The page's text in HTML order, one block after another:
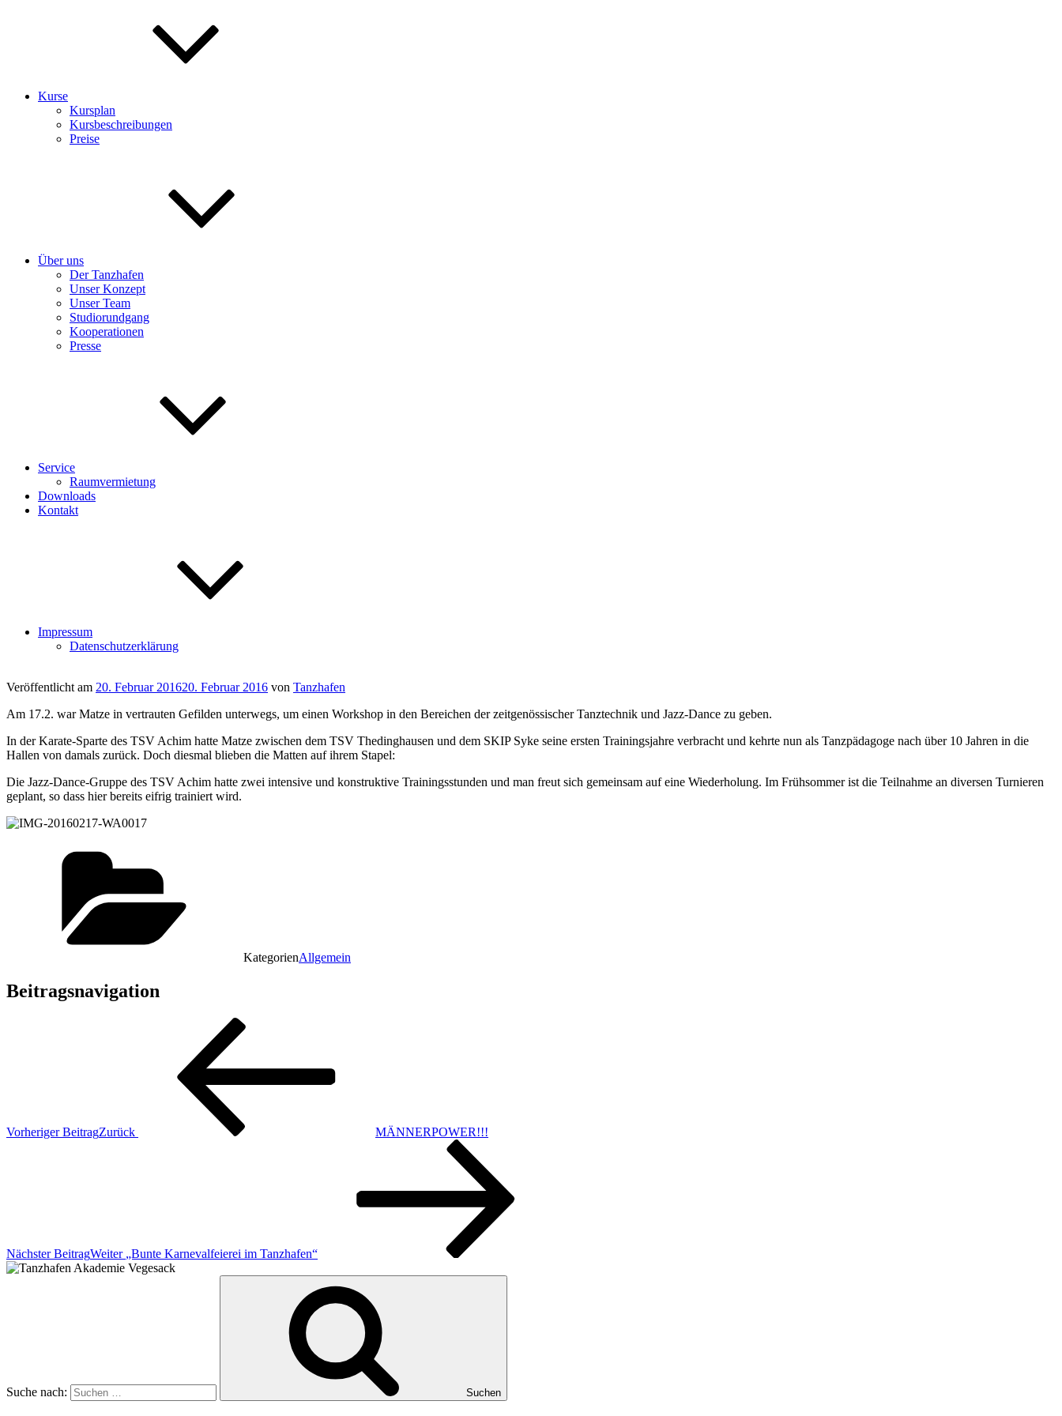
Kurse
Kursplan
Kursbeschreibungen
Preise
Über uns
Der Tanzhafen
Unser Konzept
Unser Team
Studiorundgang
Kooperationen
Presse
Service
Raumvermietung
Downloads
Kontakt
Impressum
Datenschutzerklärung
Veröffentlicht am 20. Februar 201620. Februar 2016 von Tanzhafen
Am 17.2. war Matze in vertrauten Gefilden unterwegs, um einen Workshop in den Bereichen der zeitgenössischer Tanztechnik und Jazz-Dance zu geben.
In der Karate-Sparte des TSV Achim hatte Matze zwischen dem TSV Thedinghausen und dem SKIP Syke seine ersten Trainingsjahre verbracht und kehrte nun als Tanzpädagoge nach über 10 Jahren in die
Hallen von damals zurück. Doch diesmal blieben die Matten auf ihrem Stapel:
Die Jazz-Dance-Gruppe des TSV Achim hatte zwei intensive und konstruktive Trainingsstunden und man freut sich gemeinsam auf eine Wiederholung. Im Frühsommer ist die Teilnahme an diversen Turnieren
geplant, so dass hier bereits eifrig trainiert wird.
KategorienAllgemein
Beitragsnavigation
Vorheriger BeitragZurück MÄNNERPOWER!!!
Nächster BeitragWeiter „Bunte Karnevalfeierei im Tanzhafen“
Suche nach: Suchen